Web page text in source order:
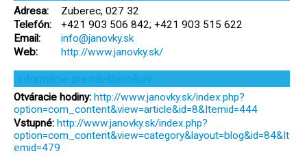
Adresa:
Zuberec, 027 32
Telefón:
+421 903 506 842; +421 903 515 622
Email:
info@janovky.sk
Web:
http://www.janovky.sk/
Informácie pre návštevníkov
Otváracie hodiny: http://www.janovky.sk/index.php?
option=com_content&view=article&id=8&Itemid=444
Vstupné: http://www.janovky.sk/index.php?
option=com_content&view=category&layout=blog&id=84&It
emid=479